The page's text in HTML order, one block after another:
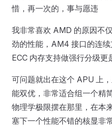
惜，再一次的，事与愿违
我非常喜欢 AMD 的原因不
劲的性能，AM4 接口的连
ECC 内存支持做强行分级更
可问题就出在这个 APU 上
能双优，非常适合组一个精
物理学极限摆在那里，在本
塞下一个性能不错的核显非